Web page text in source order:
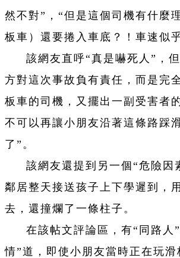
然不對”，“但是這個司機有什麼
板車）還要捲入車底？！車速似
該網友直呼“真是嚇死人”，
方對這次事故負有責任，而是完
板車的司機，又擺出一副受害者
不可以再讓小朋友沿著這條路踩
了”。
該網友還提到另一個“危險因
鄰居整天接送孩子上下學遲到，
去，還撞爛了一條柱子。
在該帖文評論區，有“同路人
情”道，即使小朋友當時正在玩